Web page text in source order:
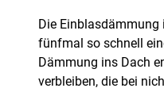
Die Einblasdämmung
fünfmal so schnell
Dämmung ins Dach
verbleiben, die bei